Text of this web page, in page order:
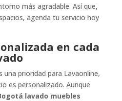
más agradable. Así que,
agenda tu servicio hoy
en cada
una prioridad para Lavaonline,
es personalizado. Aunque
lavado muebles